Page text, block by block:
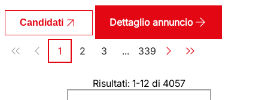
Candidati Dettaglio annuncio
Paginazione
Pagina
1 Pagina
2 Pagina
3 ... Pagina
339
Risultati: 1-12 di 4057